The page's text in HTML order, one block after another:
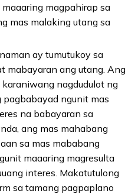
magpahirap sa
mas malaking utang sa
ay tumutukoy sa
mabayaran ang utang. Ang
nagdudulot ng
ngunit mas
na babayaran sa
ang mas mahabang
sa mas mababang
maaaring magresulta
interes. Makatutulong
sa tamang pagpaplano